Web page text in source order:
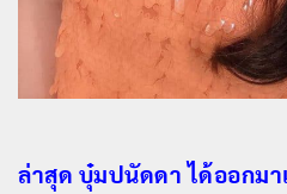
ล่าสุด บุ๋มปนัดดา ได้ออกม